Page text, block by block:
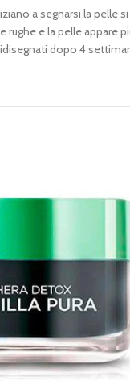
a segnarsi la pelle
rughe e la pelle
dopo 4